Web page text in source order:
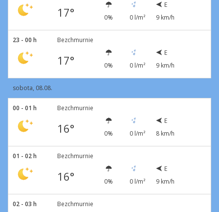
17° 0% 0 l/m²
E
9 km/h
23 - 00 h Bezchmurnie
17° 0% 0 l/m²
E
9 km/h
sobota, 08.08.
00 - 01 h Bezchmurnie
16° 0% 0 l/m²
E
8 km/h
01 - 02 h Bezchmurnie
16° 0% 0 l/m²
E
9 km/h
02 - 03 h Bezchmurnie